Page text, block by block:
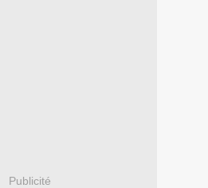
Publicité